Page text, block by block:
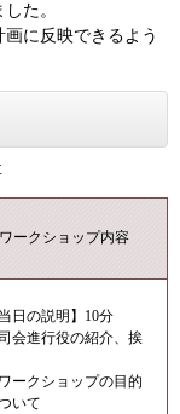
た。
に反映できるよう
ワークショップ内容
当日の説明】10分
司会進行役の紹介、挨
ワークショップの目的
いて